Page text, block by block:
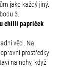
jako každý jiný.
3.
chilli papriček
věci. Na
prostředky
na nohy, když